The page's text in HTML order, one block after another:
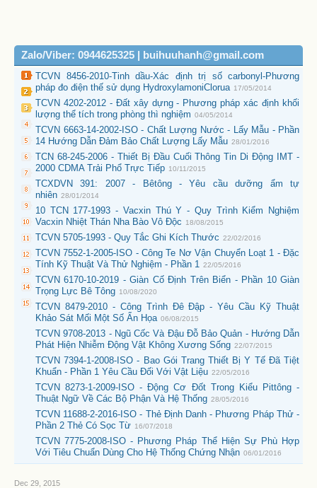
Zalo/Viber: 0944625325 | buihuuhanh@gmail.com
TCVN 8456-2010-Tinh dầu-Xác định trị số carbonyl-Phương
pháp đo điện thế sử dụng HydroxylamoniClorua 17/05/2014
TCVN 4202-2012 - Đất xây dựng - Phương pháp xác định khối
lượng thể tích trong phòng thì nghiệm 04/05/2014
TCVN 6663-14-2002-ISO - Chất Lượng Nước - Lấy Mẫu - Phần
14 Hướng Dẫn Đảm Bảo Chất Lượng Lấy Mẫu 28/01/2016
TCN 68-245-2006 - Thiết Bị Đầu Cuối Thông Tin Di Động IMT -
2000 CDMA Trải Phổ Trực Tiếp 10/11/2015
TCXDVN 391: 2007 - Bêtông - Yêu cầu dưỡng ẩm tự
nhiên 28/01/2014
10 TCN 177-1993 - Vacxin Thú Y - Quy Trình Kiểm Nghiệm
Vacxin Nhiệt Thán Nha Bào Vô Độc
18/08/2015
TCVN 5705-1993 - Quy Tắc Ghi Kích Thước 22/02/2016
TCVN 7552-1-2005-ISO - Công Te Nơ Vận Chuyển Loạt 1 - Đặc
Tính Kỹ Thuật Và Thử Nghiệm - Phần 1
22/05/2016
TCVN 6170-10-2019 - Giàn Cố Định Trên Biển - Phần 10 Giàn
Trọng Lực Bê Tông 10/08/2020
TCVN 8479-2010 - Công Trình Đê Đập - Yêu Cầu Kỹ Thuật
Khảo Sát Mối Một Số Ẩn Họa 06/08/2015
TCVN 9708-2013 - Ngũ Cốc Và Đậu Đỗ Bảo Quản - Hướng Dẫn
Phát Hiện Nhiễm Động Vật Không Xương Sống 22/07/2015
TCVN 7394-1-2008-ISO - Bao Gói Trang Thiết Bị Y Tế Đã Tiệt
Khuẩn - Phần 1 Yêu Cầu Đối Với Vật Liệu 22/05/2016
TCVN 8273-1-2009-ISO - Động Cơ Đốt Trong Kiểu Pittông -
Thuật Ngữ Về Các Bộ Phận Và Hệ Thống 28/05/2016
TCVN 11688-2-2016-ISO - Thẻ Định Danh - Phương Pháp Thử -
Phần 2 Thẻ Có Sọc Từ 16/07/2018
TCVN 7775-2008-ISO - Phương Pháp Thể Hiện Sự Phù Hợp
Với Tiêu Chuẩn Dùng Cho Hệ Thống Chứng Nhận 06/01/2016
Dec 29, 2015